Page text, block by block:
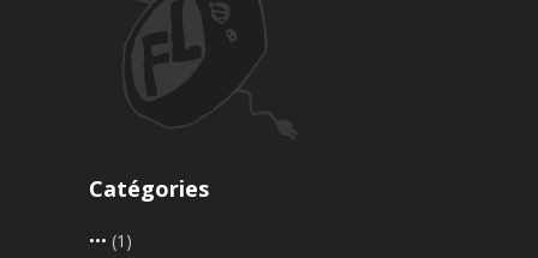
Catégories
••• (1)